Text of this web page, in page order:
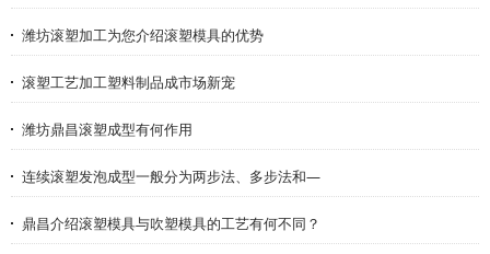
潍坊滚塑加工为您介绍滚塑模具的优势
滚塑工艺加工塑料制品成市场新宠
潍坊鼎昌滚塑成型有何作用
连续滚塑发泡成型一般分为两步法、多步法和—
鼎昌介绍滚塑模具与吹塑模具的工艺有何不同？